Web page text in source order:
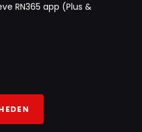
RN365 app (Plus &